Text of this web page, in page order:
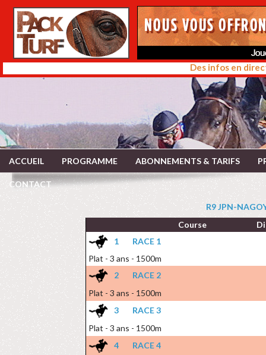
Des infos en
ACCUEIL PROGRAMME ABONNEMENTS & TARIFS
CONTACT
R9 JPN-
Course
1
RACE 1
Plat - 3 ans - 1500m
2
RACE 2
Plat - 3 ans - 1500m
3
RACE 3
Plat - 3 ans - 1500m
4
RACE 4